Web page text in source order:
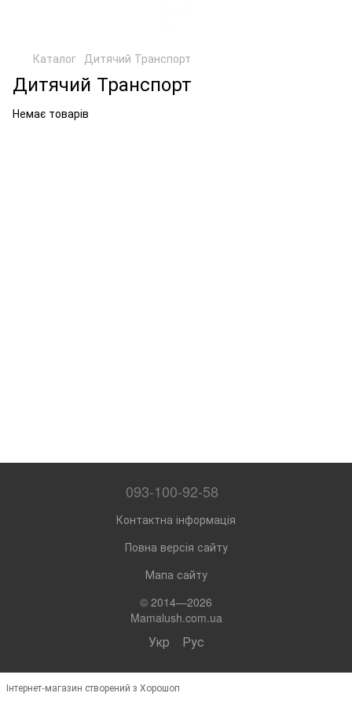
Каталог Дитячий Транспорт
Дитячий Транспорт
Немає товарів
093-100-92-58
Контактна інформація
Повна версія сайту
Мапа сайту
© 2014—2026
Mamalush.com.ua
Укр Рус
Інтернет-магазин створений з Хорошоп